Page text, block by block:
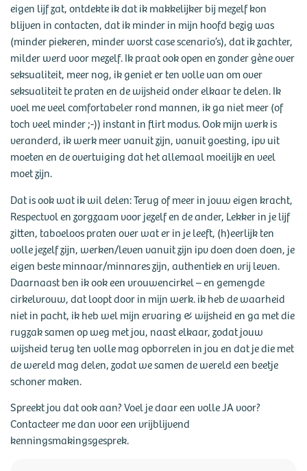
eigen lijf zat, ontdekte ik dat ik makkelijker bij mezelf kon
blijven in contacten, dat ik minder in mijn hoofd bezig was
(minder piekeren, minder worst case scenario’s), dat ik zachter,
milder werd voor mezelf. Ik praat ook open en zonder gène over
seksualiteit, meer nog, ik geniet er ten volle van om over
seksualiteit te praten en de wijsheid onder elkaar te delen. Ik
voel me veel comfortabeler rond mannen, ik ga niet meer (of
toch veel minder ;-)) instant in flirt modus. Ook mijn werk is
veranderd, ik werk meer vanuit zijn, vanuit goesting, ipv uit
moeten en de overtuiging dat het allemaal moeilijk en veel
moet zijn.
Dat is ook wat ik wil delen: Terug of meer in jouw eigen kracht,
Respectvol en zorgzaam voor jezelf en de ander, Lekker in je lijf
zitten, taboeloos praten over wat er in je leeft, (h)eerlijk ten
volle jezelf zijn, werken/leven vanuit zijn ipv doen doen doen, je
eigen beste minnaar/minnares zijn, authentiek en vrij leven.
Daarnaast ben ik ook een vrouwencirkel – en gemengde
cirkelvrouw, dat loopt door in mijn werk. ik heb de waarheid
niet in pacht, ik heb wel mijn ervaring & wijsheid en ga met die
rugzak samen op weg met jou, naast elkaar, zodat jouw
wijsheid terug ten volle mag opborrelen in jou en dat je die met
de wereld mag delen, zodat we samen de wereld een beetje
schoner maken.
Spreekt jou dat ook aan? Voel je daar een volle JA voor?
Contacteer me dan voor een vrijblijvend
kenningsmakingsgesprek.